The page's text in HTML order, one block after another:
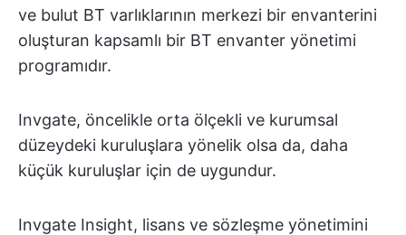
ve bulut BT varlıklarının merkezi bir envanterini
oluşturan kapsamlı bir BT envanter yönetimi
programıdır.
Invgate, öncelikle orta ölçekli ve kurumsal
düzeydeki kuruluşlara yönelik olsa da, daha
küçük kuruluşlar için de uygundur.
Invgate Insight, lisans ve sözleşme yönetimini